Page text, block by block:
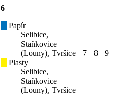
6
Papír
Selibice,
Staňkovice
(Louny), Tvršice
Plasty
Selibice,
Staňkovice
(Louny), Tvršice
7 8 9